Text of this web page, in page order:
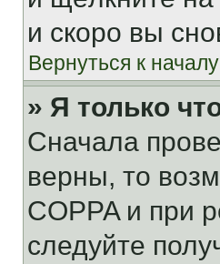
и скоро вы
Вернуться к началу
» Я только
Сначала
верны, то
COPPA и при
следуйте